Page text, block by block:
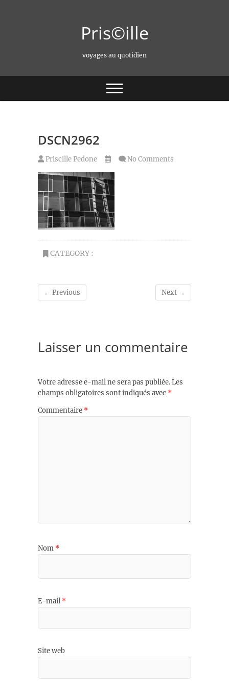
Pris©ille
voyages au quotidien
DSCN2962
Priscille Pedone No Comments
CATEGORY :
← Previous Next →
Laisser un commentaire
Votre adresse e-mail ne sera pas publiée.Les
champs obligatoires sont indiqués avec *
Commentaire *
Nom *
E-mail *
Site web